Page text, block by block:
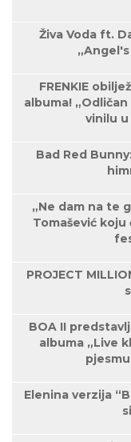
Živa Voda ft.
FRENKIE
albuma!
vinilu
Bad Red
„Ne dam na te
Tomašević koju
PROJECT
BOA II
albuma „Live
Elenina verzija